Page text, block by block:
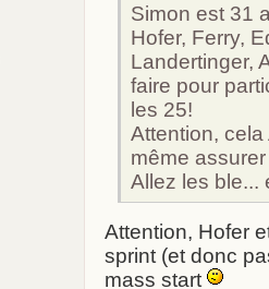
Simon est 31
Hofer, Ferry,
Landertinger,
faire pour
les 25!
Attention,
même
Allez les ble...
Attention, Hofer
sprint (et donc
mass start